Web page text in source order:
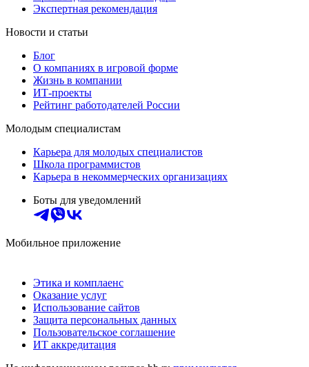
Экспертная рекомендация
Новости и статьи
Блог
О компаниях в игровой форме
Жизнь в компании
ИТ-проекты
Рейтинг работодателей России
Молодым специалистам
Карьера для молодых специалистов
Школа программистов
Карьера в некоммерческих организациях
Боты для уведомлений
Мобильное приложение
Этика и комплаенс
Оказание услуг
Использование сайтов
Защита персональных данных
Пользовательское соглашение
ИТ аккредитация